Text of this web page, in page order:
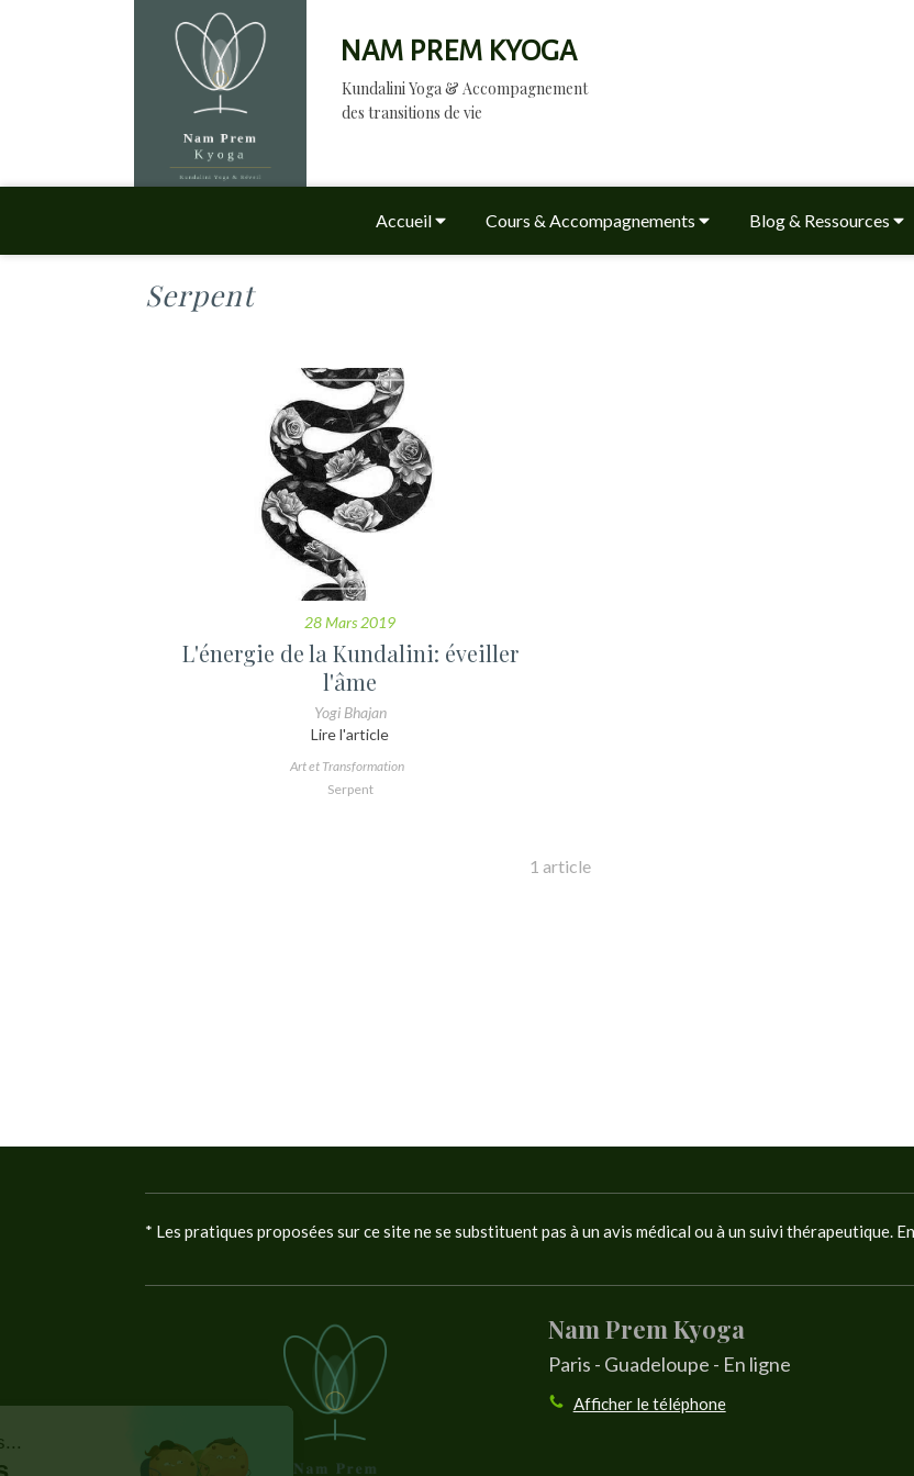
NAM PREM KYOGA
Kundalini Yoga & Accompagnement
des transitions de vie
Accueil Cours & Accompagnements Blog & Ressources
Serpent
28 Mars 2019
L'énergie de la Kundalini: éveiller
l'âme
Yogi Bhajan
Lire l'article
Art et Transformation
Serpent
1 article
* Les pratiques proposées sur ce site ne se substituent pas à un avis médical ou à un suivi thérapeutique.
Nam Prem Kyoga
Paris - Guadeloupe - En ligne
Afficher le téléphone
Bonjour c'est nous...
Les Cookies